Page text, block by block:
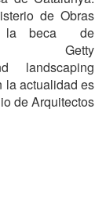
de Obras
la beca de
Getty
landscaping
la actualidad es
de Arquitectos